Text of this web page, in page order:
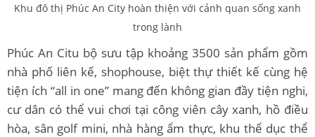
Khu đô thị Phúc An City hoàn thiện với cảnh quan sống xanh
trong lành
Phúc An Citu bộ sưu tập khoảng 3500 sản phẩm gồm
nhà phố liên kế, shophouse, biệt thự thiết kế cùng hệ
tiện ích “all in one” mang đến không gian đầy tiện nghi,
cư dân có thể vui chơi tại công viên cây xanh, hồ điều
hòa, sân golf mini, nhà hàng ẩm thực, khu thể dục thể